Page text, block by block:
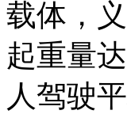
载体，
起重量
人驾驶